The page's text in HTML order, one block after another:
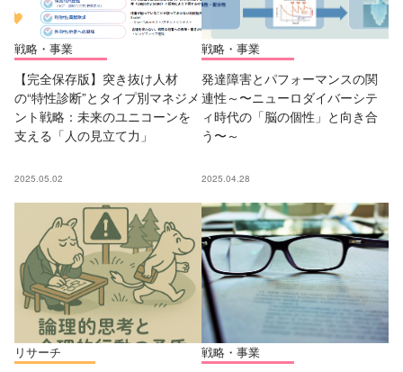
戦略・事業
【完全保存版】突き抜け人材
の“特性診断”とタイプ別マネジメ
ント戦略：未来のユニコーンを
支える「人の見立て力」
2025.05.02
戦略・事業
発達障害とパフォーマンスの関
連性～〜ニューロダイバーシテ
ィ時代の「脳の個性」と向き合
う〜～
2025.04.28
リサーチ 戦略・事業